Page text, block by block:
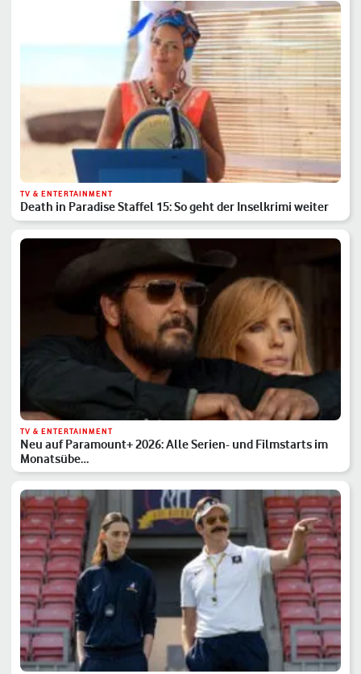
TV & ENTERTAINMENT
Death in Paradise Staffel 15: So geht der Inselkrimi weiter
TV & ENTERTAINMENT
Neu auf Paramount+ 2026: Alle Serien- und Filmstarts im
Monatsübe…